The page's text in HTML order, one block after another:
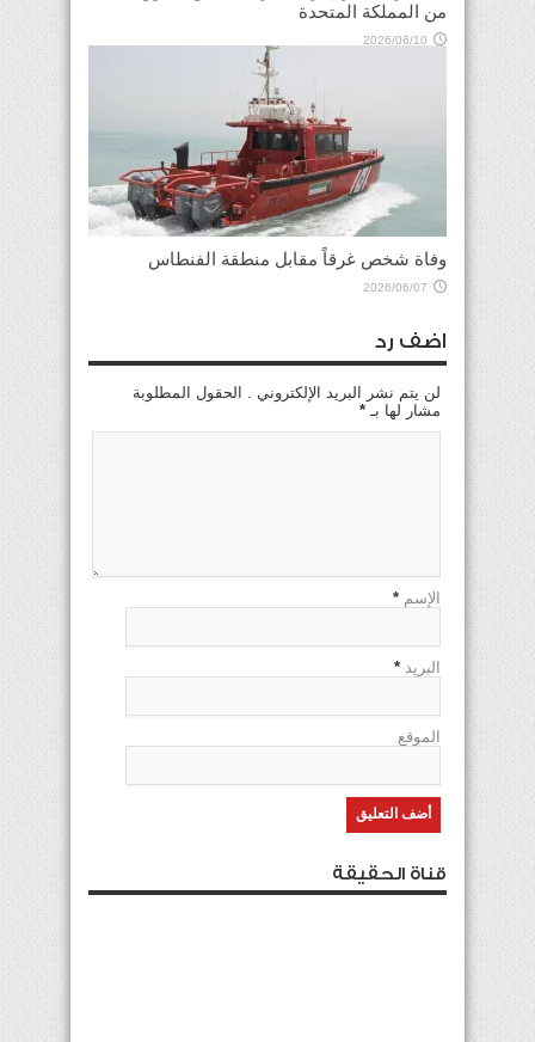
من المملكة المتحدة
2026/06/10
وفاة شخص غرقاً مقابل منطقة الفنطاس
2026/06/07
اضف رد
لن يتم نشر البريد الإلكتروني . الحقول المطلوبة
مشار لها بـ *
الإسم *
البريد *
الموقع
قناة الحقيقة